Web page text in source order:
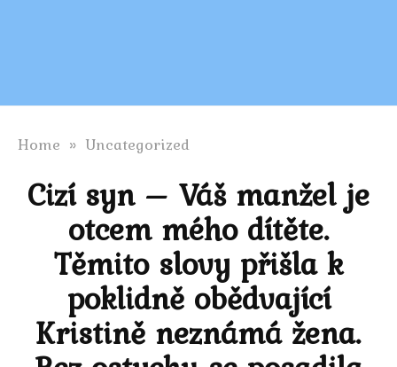
Home » Uncategorized
Cizí syn – Váš manžel je
otcem mého dítěte.
Těmito slovy přišla k
poklidně obědvající
Kristině neznámá žena.